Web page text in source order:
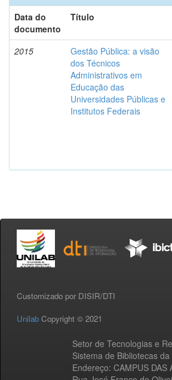
Data do
documento
Título
2015
Gestão Pública: a visão
dos Técnicos
Administrativos em
Educação das
Universidades Públicas e
Institutos Federais
Customizado por DISIR/DTI
Unilab Copyright © 2021
Setor de Tecnologias e
Sistema de Bibliotecas
Endereço: CAMPUS DAS